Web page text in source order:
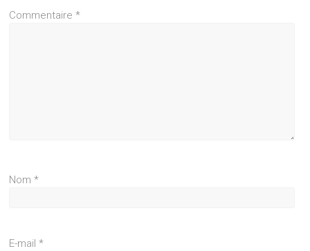
Commentaire*
Nom*
E-mail*